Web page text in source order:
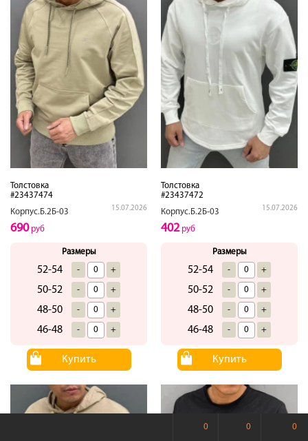
Толстовка
#23437474
Корпус.Б.2Б-03
15.07.2026
690руб
Размеры
52-54 - +
50-52 - +
48-50 - +
46-48 - +
Купить
Толстовка
#23437472
Корпус.Б.2Б-03
15.07.2026
402руб
Размеры
52-54 - +
50-52 - +
48-50 - +
46-48 - +
Купить
0 0 0